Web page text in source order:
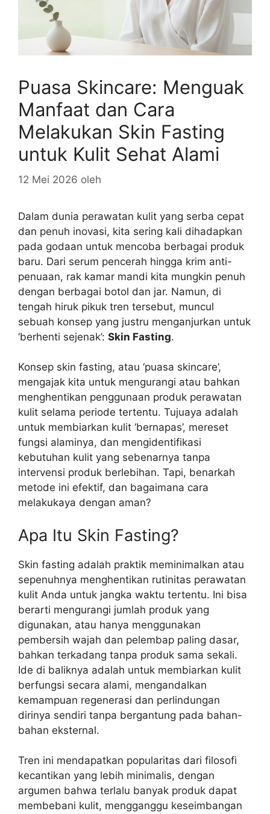
Puasa Skincare: Menguak
Manfaat dan Cara
Melakukan Skin Fasting
untuk Kulit Sehat Alami
12 Mei 2026 oleh
Dalam dunia perawatan kulit yang serba cepat
dan penuh inovasi, kita sering kali dihadapkan
pada godaan untuk mencoba berbagai produk
baru. Dari serum pencerah hingga krim anti-
penuaan, rak kamar mandi kita mungkin penuh
dengan berbagai botol dan jar. Namun, di
tengah hiruk pikuk tren tersebut, muncul
sebuah konsep yang justru menganjurkan untuk
‘berhenti sejenak’: Skin Fasting.
Konsep skin fasting, atau ‘puasa skincare’,
mengajak kita untuk mengurangi atau bahkan
menghentikan penggunaan produk perawatan
kulit selama periode tertentu. Tujuaya adalah
untuk membiarkan kulit ‘bernapas’, mereset
fungsi alaminya, dan mengidentifikasi
kebutuhan kulit yang sebenarnya tanpa
intervensi produk berlebihan. Tapi, benarkah
metode ini efektif, dan bagaimana cara
melakukaya dengan aman?
Apa Itu Skin Fasting?
Skin fasting adalah praktik meminimalkan atau
sepenuhnya menghentikan rutinitas perawatan
kulit Anda untuk jangka waktu tertentu. Ini bisa
berarti mengurangi jumlah produk yang
digunakan, atau hanya menggunakan
pembersih wajah dan pelembap paling dasar,
bahkan terkadang tanpa produk sama sekali.
Ide di baliknya adalah untuk membiarkan kulit
berfungsi secara alami, mengandalkan
kemampuan regenerasi dan perlindungan
dirinya sendiri tanpa bergantung pada bahan-
bahan eksternal.
Tren ini mendapatkan popularitas dari filosofi
kecantikan yang lebih minimalis, dengan
argumen bahwa terlalu banyak produk dapat
membebani kulit, mengganggu keseimbangan